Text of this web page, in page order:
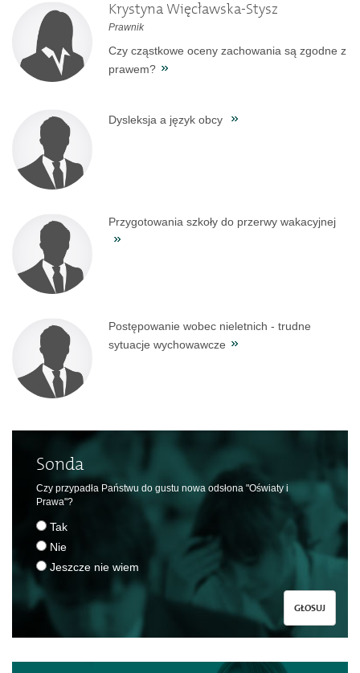
Krystyna Więcławska-Stysz
Prawnik
Czy cząstkowe oceny zachowania są zgodne z
prawem?
Dysleksja a język obcy
Przygotowania szkoły do przerwy wakacyjnej
Postępowanie wobec nieletnich - trudne
sytuacje wychowawcze
Sonda
Czy przypadła Państwu do gustu nowa odsłona "Oświaty i
Prawa"?
Tak
Nie
Jeszcze nie wiem
GŁOSUJ